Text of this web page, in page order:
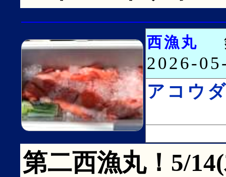
西漁丸
2026-
アコウ
第二西漁丸！5/